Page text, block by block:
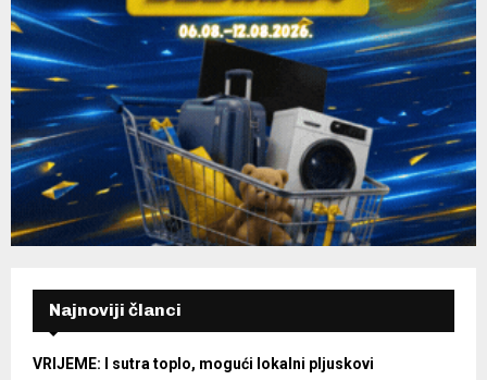
Najnoviji članci
VRIJEME: I sutra toplo, mogući lokalni pljuskovi